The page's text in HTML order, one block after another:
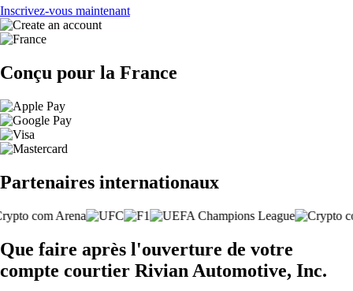
Inscrivez-vous maintenant
Conçu pour la France
Partenaires internationaux
Que faire après l'ouverture de votre
compte courtier Rivian Automotive, Inc.